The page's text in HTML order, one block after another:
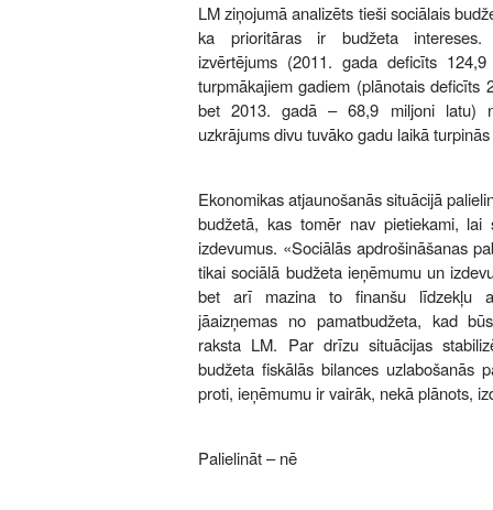
LM ziņojumā analizēts tieši sociālais
ka prioritāras ir budžeta intereses.
izvērtējums (2011. gada deficīts
turpmākajiem gadiem (plānotais deficīts
bet 2013. gadā – 68,9 miljoni latu)
uzkrājums divu tuvāko gadu laikā
Ekonomikas atjaunošanās situācijā
budžetā, kas tomēr nav pietiekami, lai
izdevumus. «Sociālās apdrošināšanas
tikai sociālā budžeta ieņēmumu un
bet arī mazina to finanšu līdzekļu
jāaizņemas no pamatbudžeta, kad
raksta LM. Par drīzu situācijas
budžeta fiskālās bilances uzlabošanās
proti, ieņēmumu ir vairāk, nekā plānots,
Palielināt – nē